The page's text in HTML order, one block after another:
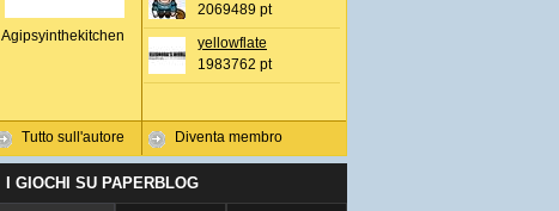
Agipsyinthekitchen
Tutto sull'autore
2069489 pt
yellowflate
1983762 pt
Diventa membro
I GIOCHI SU PAPERBLOG